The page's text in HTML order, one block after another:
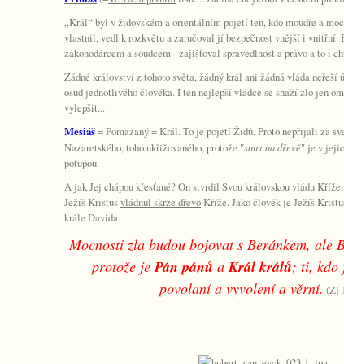
„Král“ byl v židovském a orientálním pojetí ten, kdo moudře a
vlastnil, vedl k rozkvětu a zaručoval jí bezpečnost vnější i vnitřní.
zákonodárcem a soudcem - zajišťoval spravedlnost a právo a to i
Žádné království z tohoto světa, žádný král ani žádná vláda neřeší
osud jednotlivého člověka. I ten nejlepší vládce se snaží zlo jen
vylepšit...
Mesiáš= Pomazaný = Král. To je pojetí Židů. Proto nepřijali za
Nazaretského, toho ukřižovaného, protože "smrt na dřevě" je v
potupou.
A jak Jej chápou křesťané?On stvrdil Svou královskou vládu
Ježíš Kristusvládnul skrze dřevo Kříže. Jako člověk je Ježíš
krále Davida.
Mocnosti zla budou bojovat s Beránkem, ale
protože jePán pánů aKrál králů; ti, kdo
povolaní a vyvolení a věrní. (Zj